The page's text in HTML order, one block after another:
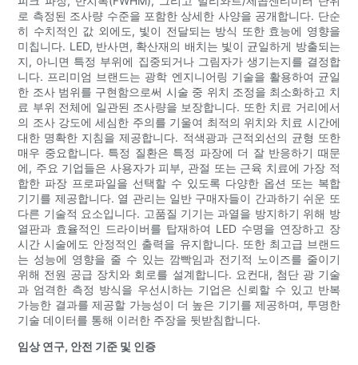
로 측정된 조사량 수준을 포함한 상세한 사양을 공개합니다. 단순
히 수치적인 값 외에도, 빛이 전달되는 방식 또한 효능에 영향을
미칩니다. LED, 반사면, 확산재의 배치는 빛이 균일하게 방출되는
지, 아니면 특정 부위에 집중되거나 그림자가 생기는지를 결정합
니다. 프리미엄 브랜드는 광학 엔지니어링 기술을 활용하여 균일
한 조사 범위를 구현함으로써 시술 중 위치 조정을 최소화하고 치
료 부위 전체에 일관된 조사량을 보장합니다. 또한 치료 거리에서
의 조사 강도에 세심한 주의를 기울여 최적의 위치와 치료 시간에
대한 명확한 지침을 제공합니다. 적색광과 근적외선의 균형 또한
매우 중요합니다. 특정 질환은 특정 파장에 더 잘 반응하기 때문
에, 주요 기업들은 사용자가 피부, 관절 또는 근육 치료에 가장 적
합한 파장 프로파일을 선택할 수 있도록 다양한 옵션 또는 복합
기기를 제공합니다. 열 관리는 일반 구매자들이 간과하기 쉬운 또
다른 기술적 요소입니다. 고품질 기기는 과열을 방지하기 위해 방
열판과 효율적인 드라이버를 탑재하여 LED 수명을 연장하고 장
시간 시술에도 안정적인 출력을 유지합니다. 또한 최고급 브랜드
는 성능에 영향을 줄 수 있는 깜빡임과 전기적 노이즈를 줄이기
위해 전원 공급 장치와 회로를 설계합니다. 요컨대, 첨단 광 기술
과 엄격한 측정 방식을 우선시하는 기업은 신뢰할 수 있고 반복
가능한 결과를 제공할 가능성이 더 높은 기기를 제공하며, 투명한
기술 데이터를 통해 이러한 주장을 뒷받침합니다.
임상 연구, 안전 기준 및 인증